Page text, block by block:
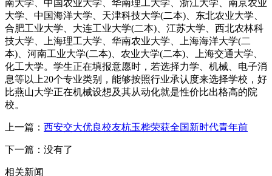
南大学、中国农业大学、华南理工大学、浙江大学、南京农业
大学、中国海洋大学、天津科技大学(二本)、东北农业大学、
合肥工业大学、大连工业大学(二本)、江苏大学、西北农林科
技大学、上海理工大学、华南农业大学、上海海洋大学(二
本)、河南工业大学(二本)、农业大学(二本)、上海交通大学、
化工大学。学生正在填报意愿时，若选择力学、机械、电子消
息等以上20个专业类别，能够按照行业承认度来选择学校，好
比燕山大学正在机械设想及其从动化就是性价比出格高的院
校。
上一篇： 西安交大优良校友杭玉桦荣获全国新时代青年前
下一篇：没有了
相关新闻